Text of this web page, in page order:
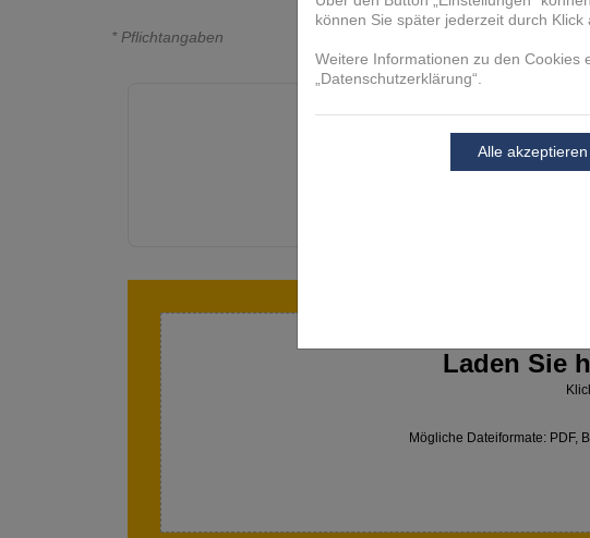
* Pflichtangaben
Zum
Laden Sie
Mögliche Dateiformate: PDF,